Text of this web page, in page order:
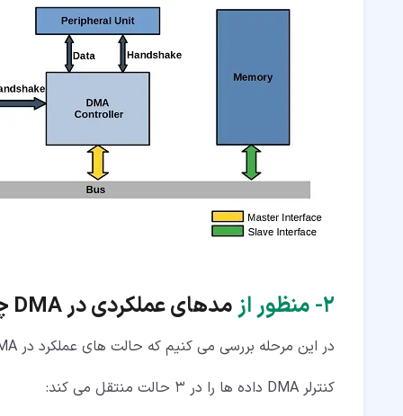
۲‏- منظور ازمدهای عملکردی درDMA
در این مرحله بررسی می کنیم که حالت های عملکرد در DMA چیست و هر کدام چگونه عمل می کنند.
کنترلر DMA داده ها را در 3 حالت منتقل می کند: